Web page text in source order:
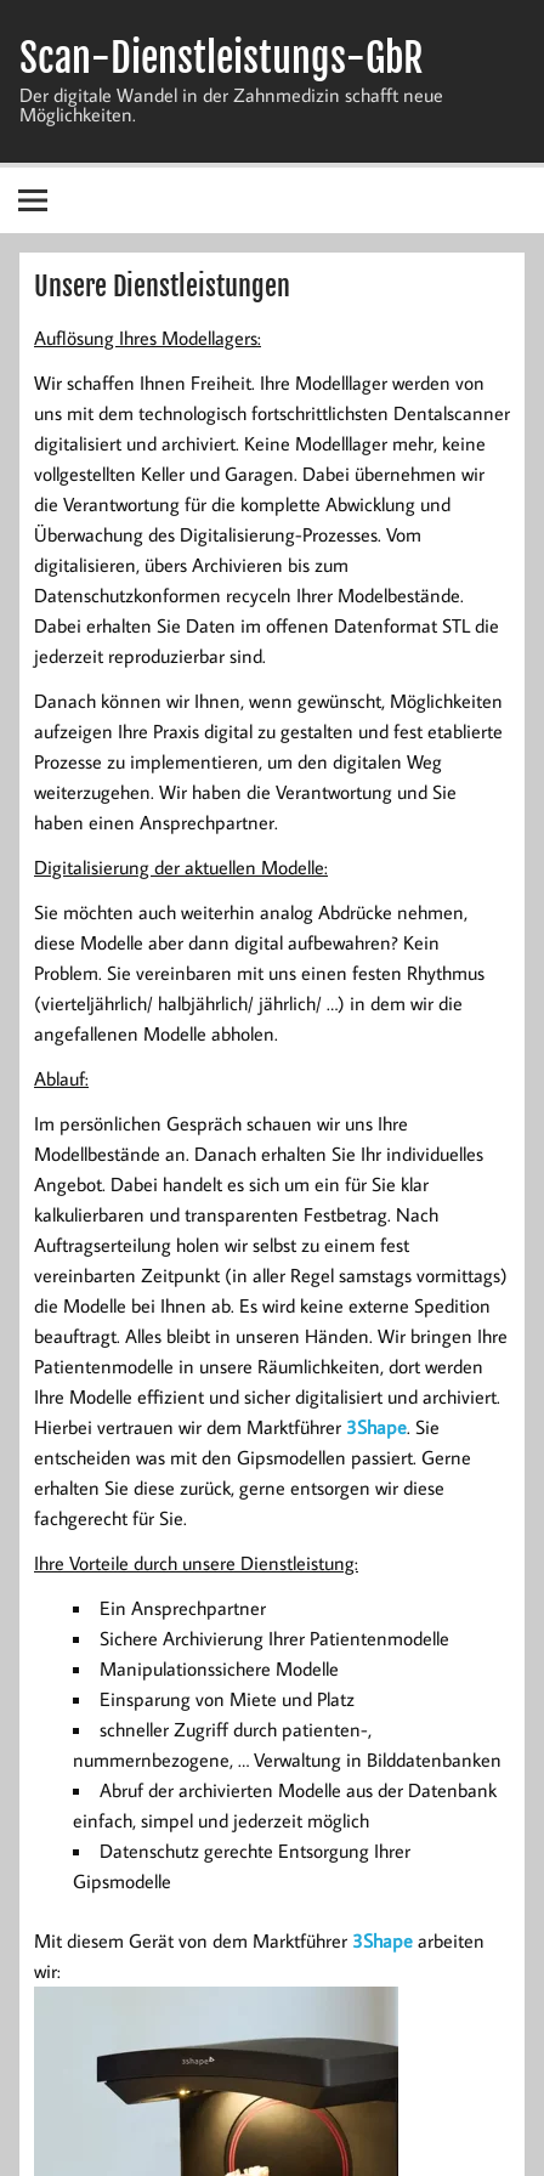
springen
Scan-Dienstleistungs-GbR
Der digitale Wandel in der Zahnmedizin schafft neue
Möglichkeiten.
Unsere Dienstleistungen
Auflösung Ihres Modellagers:
Wir schaffen Ihnen Freiheit. Ihre Modelllager werden von
uns mit dem technologisch fortschrittlichsten Dentalscanner
digitalisiert und archiviert. Keine Modelllager mehr, keine
vollgestellten Keller und Garagen. Dabei übernehmen wir
die Verantwortung für die komplette Abwicklung und
Überwachung des Digitalisierung-Prozesses. Vom
digitalisieren, übers Archivieren bis zum
Datenschutzkonformen recyceln Ihrer Modelbestände.
Dabei erhalten Sie Daten im offenen Datenformat STL die
jederzeit reproduzierbar sind.
Danach können wir Ihnen, wenn gewünscht, Möglichkeiten
aufzeigen Ihre Praxis digital zu gestalten und fest etablierte
Prozesse zu implementieren, um den digitalen Weg
weiterzugehen. Wir haben die Verantwortung und Sie
haben einen Ansprechpartner.
Digitalisierung der aktuellen Modelle:
Sie möchten auch weiterhin analog Abdrücke nehmen,
diese Modelle aber dann digital aufbewahren? Kein
Problem. Sie vereinbaren mit uns einen festen Rhythmus
(vierteljährlich/ halbjährlich/ jährlich/ …) in dem wir die
angefallenen Modelle abholen.
Ablauf:
Im persönlichen Gespräch schauen wir uns Ihre
Modellbestände an. Danach erhalten Sie Ihr individuelles
Angebot. Dabei handelt es sich um ein für Sie klar
kalkulierbaren und transparenten Festbetrag. Nach
Auftragserteilung holen wir selbst zu einem fest
vereinbarten Zeitpunkt (in aller Regel samstags vormittags)
die Modelle bei Ihnen ab. Es wird keine externe Spedition
beauftragt. Alles bleibt in unseren Händen. Wir bringen Ihre
Patientenmodelle in unsere Räumlichkeiten, dort werden
Ihre Modelle effizient und sicher digitalisiert und archiviert.
Hierbei vertrauen wir dem Marktführer 3Shape. Sie
entscheiden was mit den Gipsmodellen passiert. Gerne
erhalten Sie diese zurück, gerne entsorgen wir diese
fachgerecht für Sie.
Ihre Vorteile durch unsere Dienstleistung:
Ein Ansprechpartner
Sichere Archivierung Ihrer Patientenmodelle
Manipulationssichere Modelle
Einsparung von Miete und Platz
schneller Zugriff durch patienten-,
nummernbezogene, … Verwaltung in Bilddatenbanken
Abruf der archivierten Modelle aus der Datenbank
einfach, simpel und jederzeit möglich
Datenschutz gerechte Entsorgung Ihrer
Gipsmodelle
Mit diesem Gerät von dem Marktführer 3Shape arbeiten
wir: